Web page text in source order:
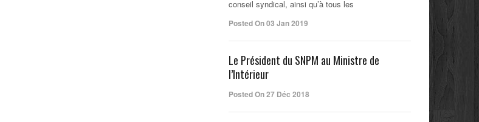
conseil syndical, ainsi qu’à tous les
Posted On 03 Jan 2019
Le Président du SNPM au Ministre de
l’Intérieur
Posted On 27 Déc 2018